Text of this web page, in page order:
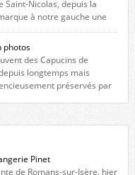
Saint-Nicolas, depuis la
à notre gauche une
façades sont ornées de
étages, on peut voir une
photos
des Capucins de
longtemps mais
préservés par
couvent des Capucins ! Petit
Pinet
de Romans-sur-Isère, hier